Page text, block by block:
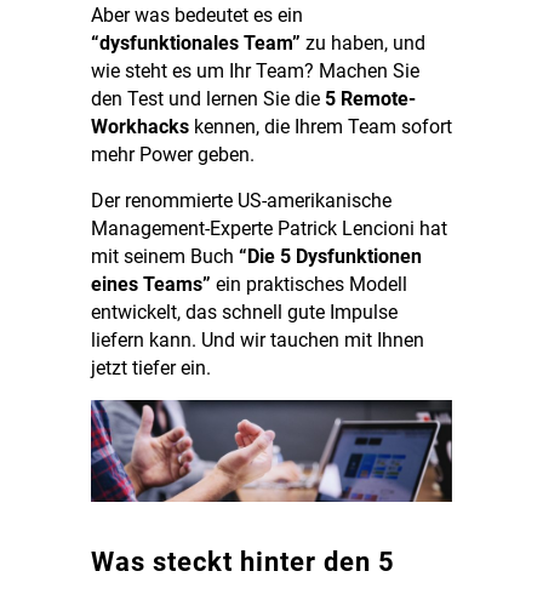
Aber was bedeutet es ein
“dysfunktionales Team” zu haben, und
wie steht es um Ihr Team? Machen Sie
den Test und lernen Sie die 5 Remote-
Workhacks kennen, die Ihrem Team sofort
mehr Power geben.
Der renommierte US-amerikanische
Management-Experte Patrick Lencioni hat
mit seinem Buch “Die 5 Dysfunktionen
eines Teams” ein praktisches Modell
entwickelt, das schnell gute Impulse
liefern kann. Und wir tauchen mit Ihnen
jetzt tiefer ein.
Was steckt hinter den 5